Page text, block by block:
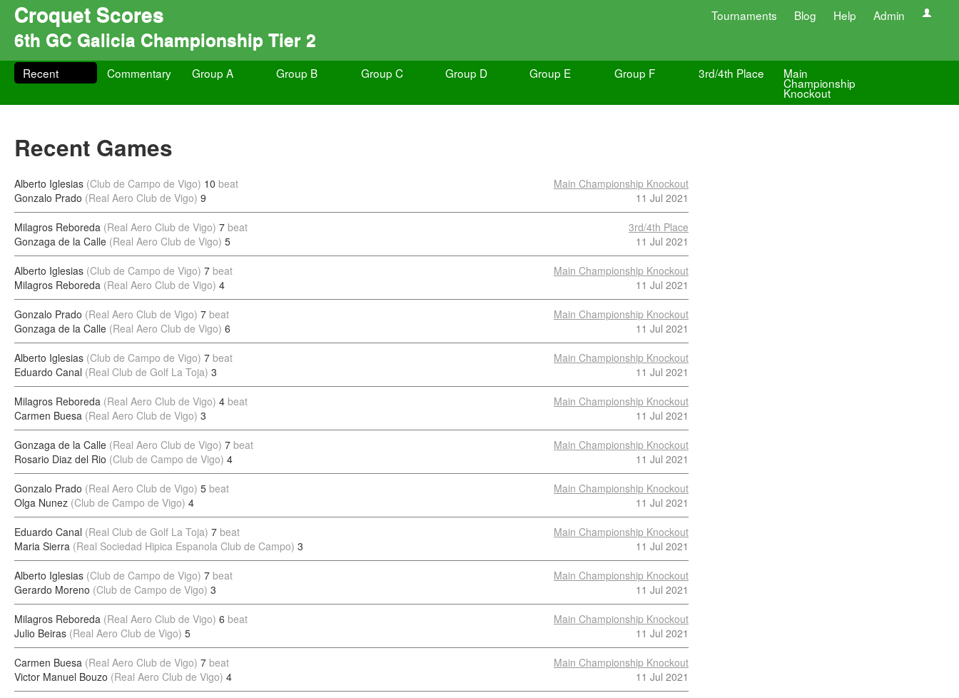
Croquet Scores Tournaments Blog Help Admin
6th GC Galicia Championship Tier 2
Recent Commentary Group A Group B Group C Group D Group E Group F 3rd/4th Place Main
Championship
Knockout
Recent Games
Alberto Iglesias (Club de Campo de Vigo) 10 beat
Gonzalo Prado (Real Aero Club de Vigo) 9
Main Championship Knockout
11 Jul 2021
Milagros Reboreda (Real Aero Club de Vigo) 7 beat
Gonzaga de la Calle (Real Aero Club de Vigo) 5
3rd/4th Place
11 Jul 2021
Alberto Iglesias (Club de Campo de Vigo) 7 beat
Milagros Reboreda (Real Aero Club de Vigo) 4
Main Championship Knockout
11 Jul 2021
Gonzalo Prado (Real Aero Club de Vigo) 7 beat
Gonzaga de la Calle (Real Aero Club de Vigo) 6
Main Championship Knockout
11 Jul 2021
Alberto Iglesias (Club de Campo de Vigo) 7 beat
Eduardo Canal (Real Club de Golf La Toja) 3
Main Championship Knockout
11 Jul 2021
Milagros Reboreda (Real Aero Club de Vigo) 4 beat
Carmen Buesa (Real Aero Club de Vigo) 3
Main Championship Knockout
11 Jul 2021
Gonzaga de la Calle (Real Aero Club de Vigo) 7 beat
Rosario Diaz del Rio (Club de Campo de Vigo) 4
Main Championship Knockout
11 Jul 2021
Gonzalo Prado (Real Aero Club de Vigo) 5 beat
Olga Nunez (Club de Campo de Vigo) 4
Main Championship Knockout
11 Jul 2021
Eduardo Canal (Real Club de Golf La Toja) 7 beat
Maria Sierra (Real Sociedad Hipica Espanola Club de Campo) 3
Main Championship Knockout
11 Jul 2021
Alberto Iglesias (Club de Campo de Vigo) 7 beat
Gerardo Moreno (Club de Campo de Vigo) 3
Main Championship Knockout
11 Jul 2021
Milagros Reboreda (Real Aero Club de Vigo) 6 beat
Julio Beiras (Real Aero Club de Vigo) 5
Main Championship Knockout
11 Jul 2021
Carmen Buesa (Real Aero Club de Vigo) 7 beat
Victor Manuel Bouzo (Real Aero Club de Vigo) 4
Main Championship Knockout
11 Jul 2021